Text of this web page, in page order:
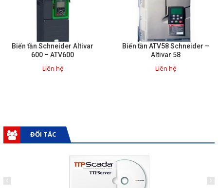
Biến tần Schneider Altivar
600 – ATV600
Liên hệ
Biến tần ATV58 Schneider –
Altivar 58
Liên hệ
ĐỐI TÁC